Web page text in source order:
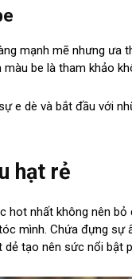
mạnh mẽ nhưng ưa
be là tham khảo
e dè và bắt đầu với
hạt rẻ
hot nhất không nên bỏ
mình. Chứa đựng sự
dẻ tạo nên sức nổi bật